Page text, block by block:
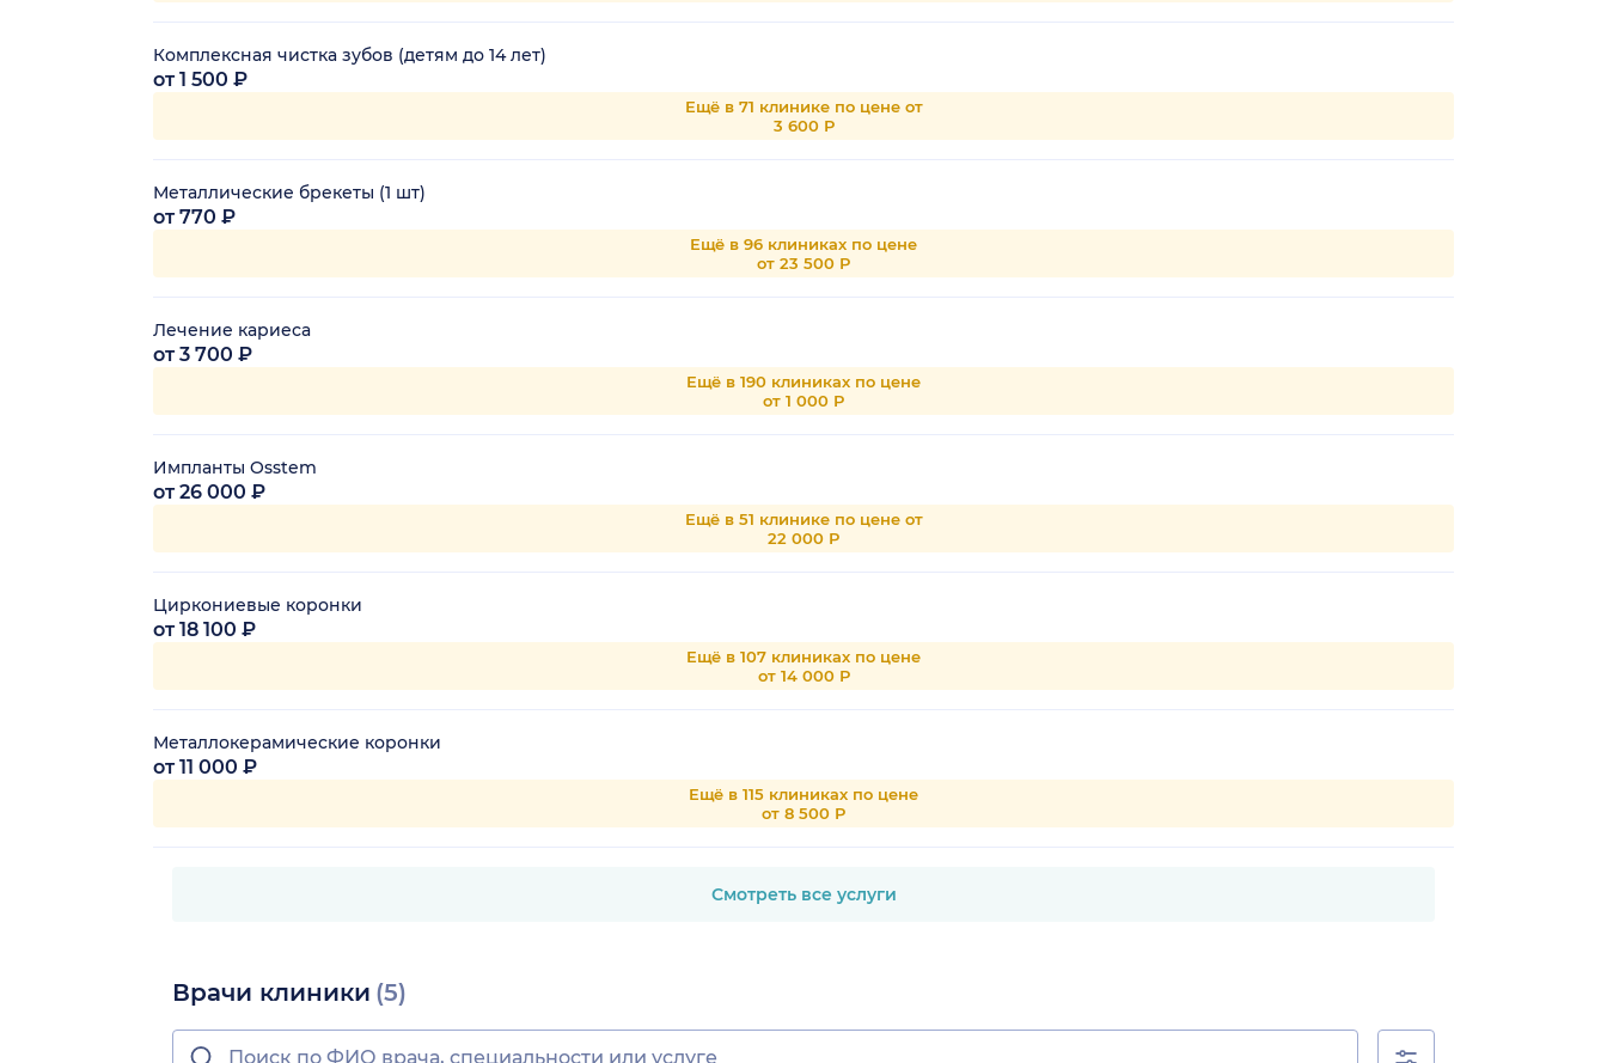
Комплексная чистка зубов (детям до 14 лет)
от 1 500 ₽
Ещё в 71 клинике по цене от
3 600 Р
Металлические брекеты (1 шт)
от 770 ₽
Ещё в 96 клиниках по цене
от 23 500 Р
Лечение кариеса
от 3 700 ₽
Ещё в 190 клиниках по цене
от 1 000 Р
Импланты Osstem
от 26 000 ₽
Ещё в 51 клинике по цене от
22 000 Р
Циркониевые коронки
от 18 100 ₽
Ещё в 107 клиниках по цене
от 14 000 Р
Металлокерамические коронки
от 11 000 ₽
Ещё в 115 клиниках по цене
от 8 500 Р
Смотреть все услуги
Врачи клиники (5)